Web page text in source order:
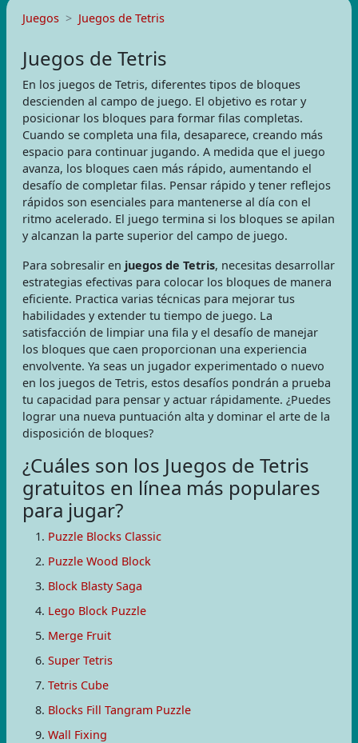
Juegos Juegos de Tetris
Juegos de Tetris
En los juegos de Tetris, diferentes tipos de bloques
descienden al campo de juego. El objetivo es rotar y
posicionar los bloques para formar filas completas.
Cuando se completa una fila, desaparece, creando más
espacio para continuar jugando. A medida que el juego
avanza, los bloques caen más rápido, aumentando el
desafío de completar filas. Pensar rápido y tener reflejos
rápidos son esenciales para mantenerse al día con el
ritmo acelerado. El juego termina si los bloques se apilan
y alcanzan la parte superior del campo de juego.
Para sobresalir en juegos de Tetris, necesitas desarrollar
estrategias efectivas para colocar los bloques de manera
eficiente. Practica varias técnicas para mejorar tus
habilidades y extender tu tiempo de juego. La
satisfacción de limpiar una fila y el desafío de manejar
los bloques que caen proporcionan una experiencia
envolvente. Ya seas un jugador experimentado o nuevo
en los juegos de Tetris, estos desafíos pondrán a prueba
tu capacidad para pensar y actuar rápidamente. ¿Puedes
lograr una nueva puntuación alta y dominar el arte de la
disposición de bloques?
¿Cuáles son los Juegos de Tetris
gratuitos en línea más populares
para jugar?
Puzzle Blocks Classic
Puzzle Wood Block
Block Blasty Saga
Lego Block Puzzle
Merge Fruit
Super Tetris
Tetris Cube
Blocks Fill Tangram Puzzle
Wall Fixing